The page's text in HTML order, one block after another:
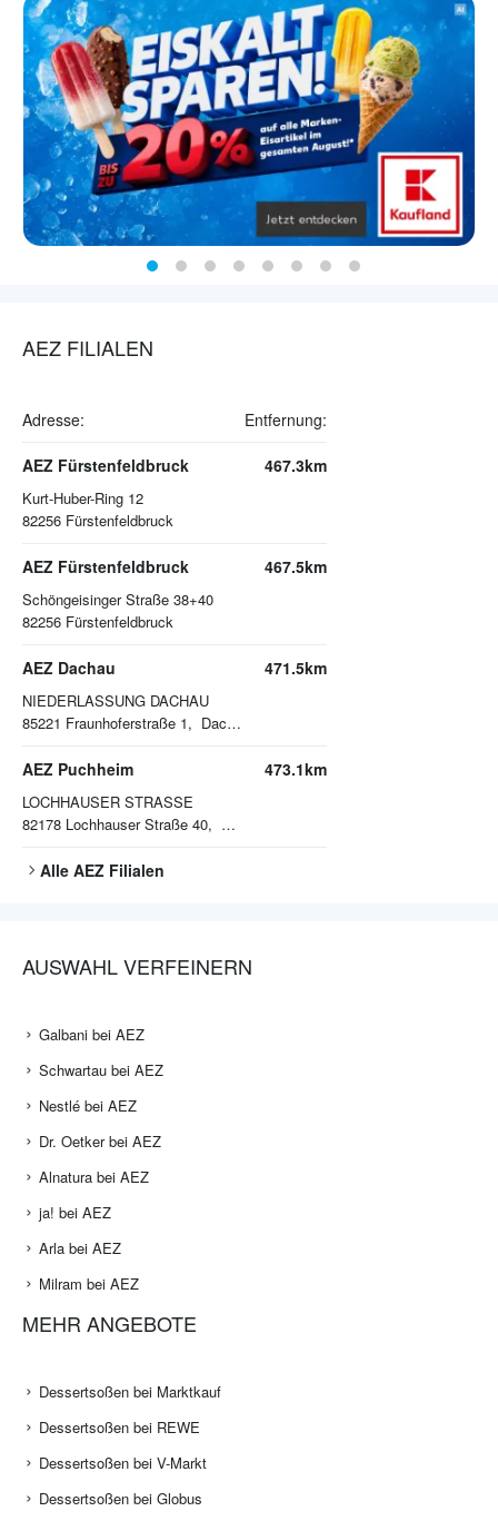
AEZ FILIALEN
Adresse: Entfernung:
AEZ Fürstenfeldbruck
Kurt-Huber-Ring 12
82256 Fürstenfeldbruck
467.3km
AEZ Fürstenfeldbruck
Schöngeisinger Straße 38+40
82256 Fürstenfeldbruck
467.5km
AEZ Dachau
NIEDERLASSUNG DACHAU
85221 Fraunhoferstraße 1, Dachau
471.5km
AEZ Puchheim
LOCHHAUSER STRASSE
82178 Lochhauser Straße 40, Puchheim
473.1km
Alle AEZ Filialen
AUSWAHL VERFEINERN
Galbani bei AEZ
Schwartau bei AEZ
Nestlé bei AEZ
Dr. Oetker bei AEZ
Alnatura bei AEZ
ja! bei AEZ
Arla bei AEZ
Milram bei AEZ
MEHR ANGEBOTE
Dessertsoßen bei Marktkauf
Dessertsoßen bei REWE
Dessertsoßen bei V-Markt
Dessertsoßen bei Globus